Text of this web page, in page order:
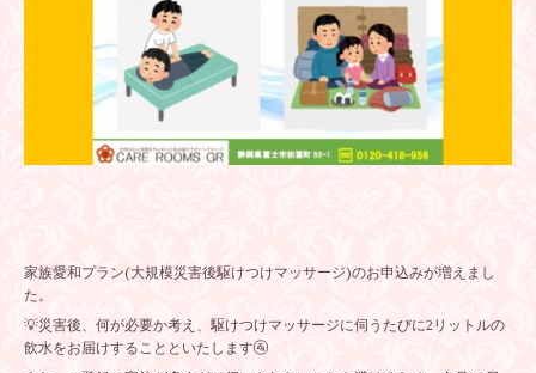
家族愛和プラン(大規模災害後駆けつけマッサージ)のお申込みが増えまし
た。
💡災害後、何が必要か考え、駆けつけマッサージに伺うたびに2リットルの
飲水をお届けすることといたします🚰